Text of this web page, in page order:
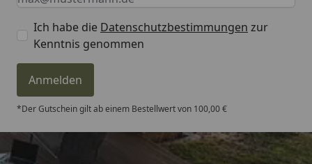
Ich habe die Datenschutzbestimmungen zur
Kenntnis genommen
Anmelden
*Der Gutschein gilt ab einem Bestellwert von 100,00 €